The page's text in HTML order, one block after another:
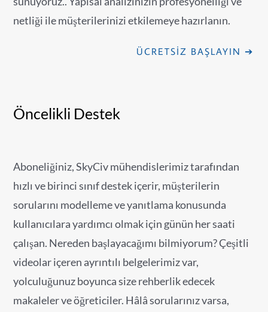
netliği ile müşterilerinizi etkilemeye hazırlanın.
ÜCRETSIZ BAŞLAYIN ➔
Öncelikli Destek
Aboneliğiniz, SkyCiv mühendislerimiz tarafından
hızlı ve birinci sınıf destek içerir, müşterilerin
sorularını modelleme ve yanıtlama konusunda
kullanıcılara yardımcı olmak için günün her saati
çalışan. Nereden başlayacağımı bilmiyorum? Çeşitli
videolar içeren ayrıntılı belgelerimiz var,
yolculuğunuz boyunca size rehberlik edecek
makaleler ve öğreticiler. Hâlâ sorularınız varsa,